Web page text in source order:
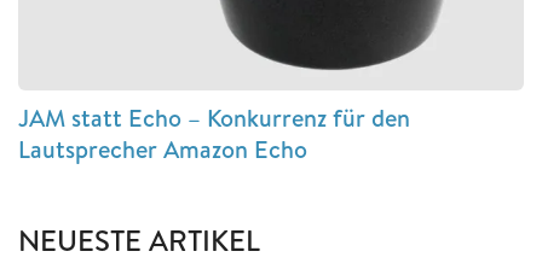
JAM statt Echo – Konkurrenz für den
Lautsprecher Amazon Echo
NEUESTE ARTIKEL